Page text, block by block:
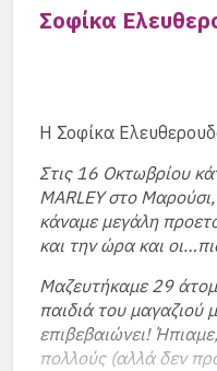
Σοφίκα
Η Σοφίκα
Στις 16 Οκτωβρίου
MARLEY στο
κάναμε μεγάλη
και την ώρα και
Μαζευτήκαμε 29
παιδιά του μαγαζιού
επιβεβαιώνει!
πολλούς (αλλά δεν